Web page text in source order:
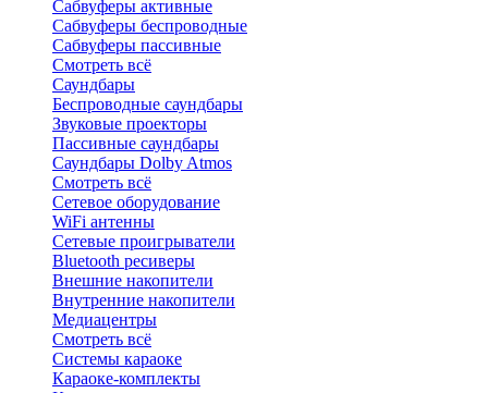
Сабвуферы активные
Сабвуферы беспроводные
Сабвуферы пассивные
Смотреть всё
Саундбары
Беспроводные саундбары
Звуковые проекторы
Пассивные саундбары
Саундбары Dolby Atmos
Смотреть всё
Сетевое оборудование
WiFi антенны
Сетевые проигрыватели
Bluetooth ресиверы
Внешние накопители
Внутренние накопители
Медиацентры
Смотреть всё
Системы караоке
Караоке-комплекты